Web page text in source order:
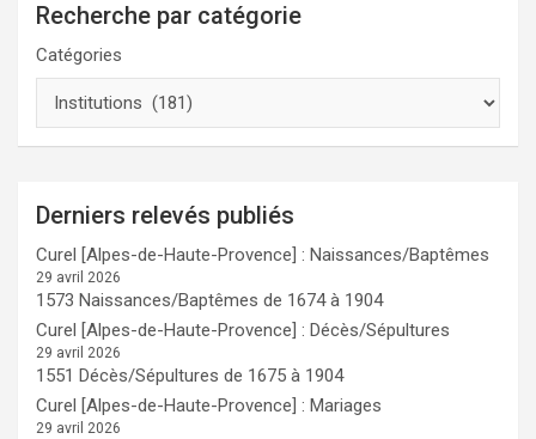
Recherche par catégorie
Catégories
Derniers relevés publiés
Curel [Alpes-de-Haute-Provence] : Naissances/Baptêmes
29 avril 2026
1573 Naissances/Baptêmes de 1674 à 1904
Curel [Alpes-de-Haute-Provence] : Décès/Sépultures
29 avril 2026
1551 Décès/Sépultures de 1675 à 1904
Curel [Alpes-de-Haute-Provence] : Mariages
29 avril 2026